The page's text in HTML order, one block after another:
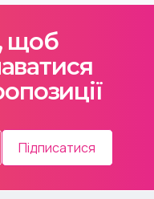
щоб
Підписатися